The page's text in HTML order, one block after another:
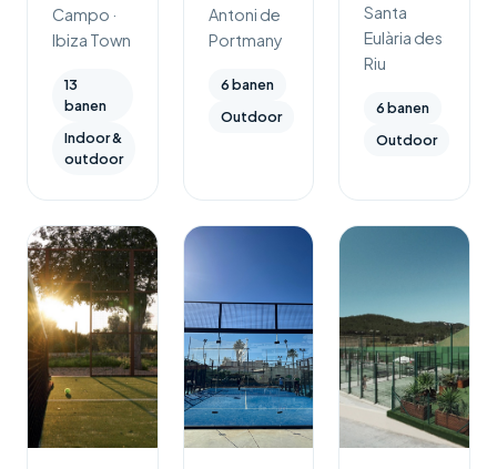
Campo ·
Ibiza Town
13
banen
Indoor &
outdoor
Antoni de
Portmany
6 banen
Outdoor
Santa
Eulària des
Riu
6 banen
Outdoor